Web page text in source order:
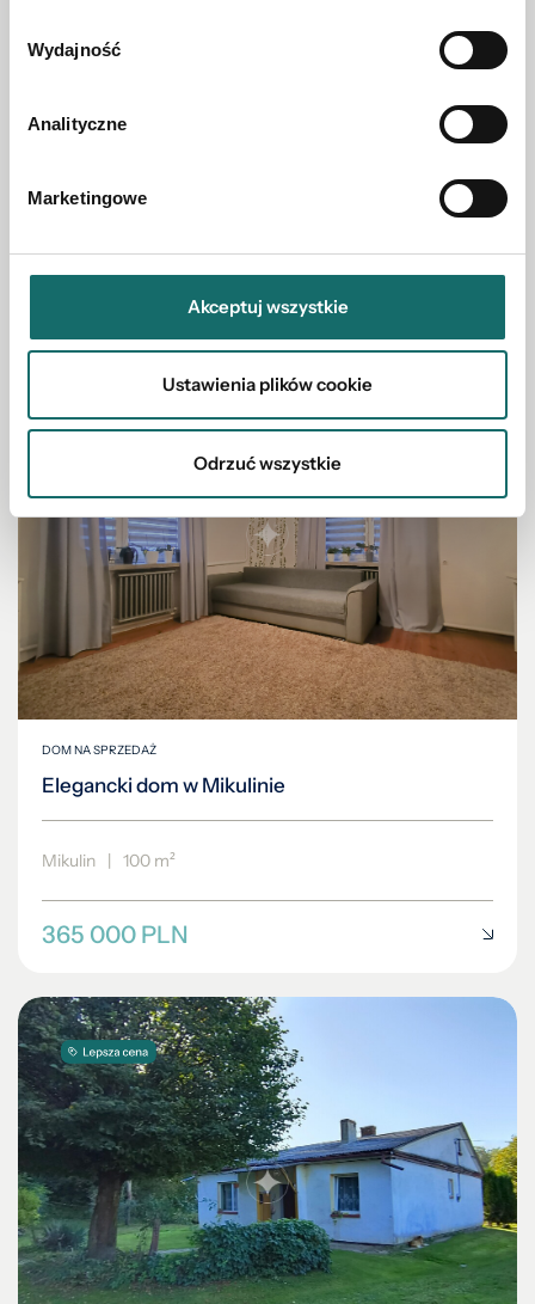
Wydajność
Analityczne
Marketingowe
Akceptuj wszystkie
Ustawienia plików cookie
Odrzuć wszystkie
Inwestycja i dom w Tomaszowie Lub.
Tomaszów Lubelski 520 m²
DOM NA SPRZEDAŻ
Elegancki dom w Mikulinie
Mikulin | 100 m²
365 000 PLN